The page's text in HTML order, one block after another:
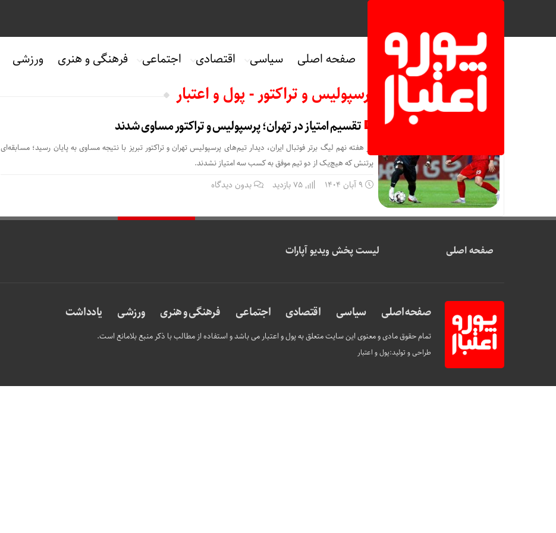
صفحه اصلی سیاسی اقتصادی اجتماعی فرهنگی و هنری ورزشی
بایگانی‌های پرسپولیس و تراکتور - پول و اعتبار
تقسیم امتیاز در تهران؛ پرسپولیس و تراکتور مساوی شدند
در هفته نهم لیگ برتر فوتبال ایران، دیدار تیم‌های پرسپولیس تهران و تراکتور تبریز با نتیجه مساوی به پایان رسید؛ مسابقه‌ای
پرتنش که هیچ‌یک از دو تیم موفق به کسب سه امتیاز نشدند.
9 آبان 1404 بدون دیدگاه
صفحه اصلی لیست پخش ویدیو آپارات
صفحه اصلی سیاسی اقتصادی اجتماعی فرهنگی و هنری ورزشی یادداشت
تمام حقوق مادی و معنوی این سایت متعلق به پول و اعتبار می باشد و استفاده از مطالب با ذکر منبع بلامانع است.
طراحی و تولید:پول و اعتبار